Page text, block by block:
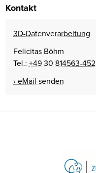
Kontakt
3D-Datenverarbeitung
Felicitas Böhm
Tel.: +49 30 814563-452
eMail senden